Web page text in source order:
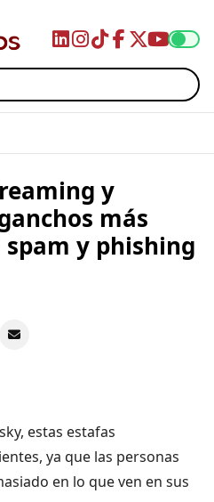
y
más
y phishing
estas estafas
ya que las personas
en lo que ven en sus